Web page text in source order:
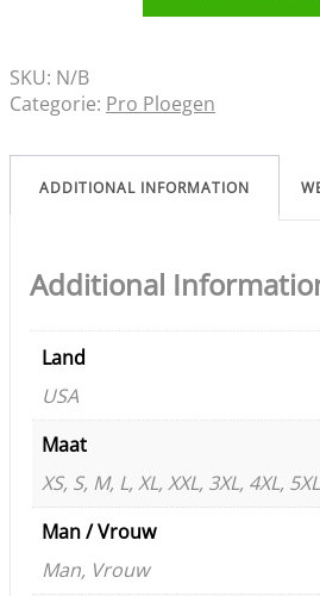
SKU: N/B
Categorie: Pro Ploegen
ADDITIONAL INFORMATION
Additional
Land
USA
Maat
XS, S, M, L, XL, XXL, 3XL, 4XL, 5XL
Man / Vrouw
Man, Vrouw